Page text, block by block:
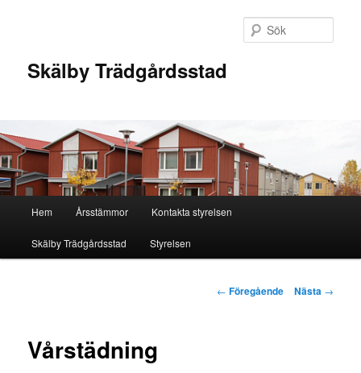
Skälby Trädgårdsstad
Hem Årsstämmor Kontakta styrelsen
Skälby Trädgårdsstad Styrelsen
Inläggsnavigering
← Föregående Nästa →
Vårstädning